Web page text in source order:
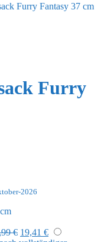
Furry Fantasy 37 cm
Furry
€.
2026
€ Ursprünglicher
19,41 €Aktueller